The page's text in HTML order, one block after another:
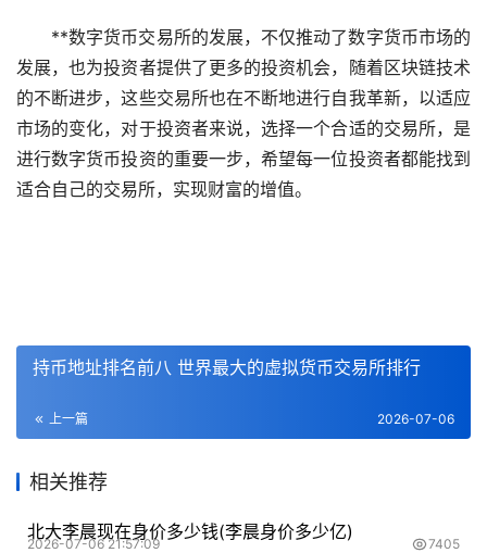
**数字货币交易所的发展，不仅推动了数字货币市场的
发展，也为投资者提供了更多的投资机会，随着区块链技术
的不断进步，这些交易所也在不断地进行自我革新，以适应
市场的变化，对于投资者来说，选择一个合适的交易所，是
进行数字货币投资的重要一步，希望每一位投资者都能找到
适合自己的交易所，实现财富的增值。
持币地址排名前八 世界最大的虚拟货币交易所排行
上一篇 2026-07-06
相关推荐
北大李晨现在身价多少钱(李晨身价多少亿)
2026-07-06 21:57:09 7405